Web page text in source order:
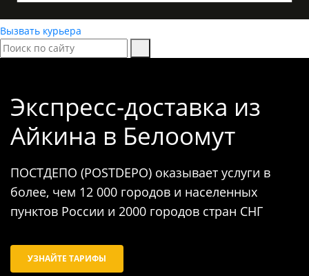
Вызвать курьера
Экспресс-доставка из
Айкина в Белоомут
ПОСТДЕПО (POSTDEPO) оказывает услуги в
более, чем 12 000 городов и населенных
пунктов России и 2000 городов стран СНГ
УЗНАЙТЕ ТАРИФЫ